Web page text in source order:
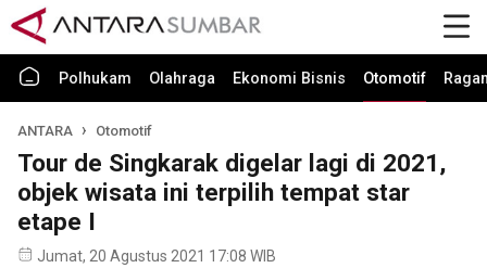
Polhukam Olahraga Ekonomi Bisnis Otomotif
ANTARA Otomotif
Tour de Singkarak digelar lagi di 2021,
objek wisata ini terpilih tempat star
etape I
Jumat, 20 Agustus 2021 17:08 WIB